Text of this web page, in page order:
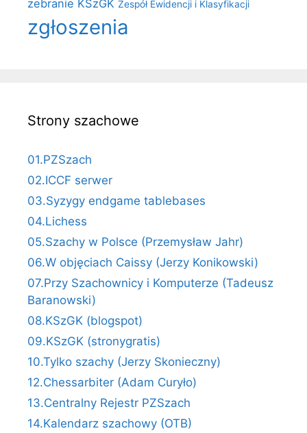
zebranie KSzGK Zespół Ewidencji i Klasyfikacji
zgłoszenia
Strony szachowe
01.PZSzach
02.ICCF serwer
03.Syzygy endgame tablebases
04.Lichess
05.Szachy w Polsce (Przemysław Jahr)
06.W objęciach Caissy (Jerzy Konikowski)
07.Przy Szachownicy i Komputerze (Tadeusz
Baranowski)
08.KSzGK (blogspot)
09.KSzGK (stronygratis)
10.Tylko szachy (Jerzy Skonieczny)
12.Chessarbiter (Adam Curyło)
13.Centralny Rejestr PZSzach
14.Kalendarz szachowy (OTB)